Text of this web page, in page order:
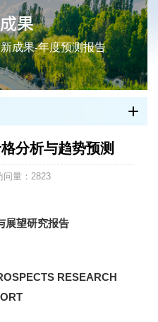
果
成果-年度预测报告
分析与趋势预测
问量： 2823
展望研究报告
RESEARCH